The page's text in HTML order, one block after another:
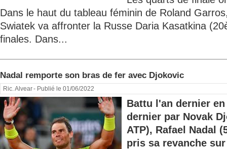
Dans le haut du tableau féminin de Roland
Swiatek va affronter la Russe Daria Kasatkina
finales. Dans...
Nadal remporte son bras de fer avec Djokovic
Ric. Alvear- Publié le 01/06/2022
Battu l'an dernier
dernier par Novak
ATP), Rafael Nadal
pris sa revanche